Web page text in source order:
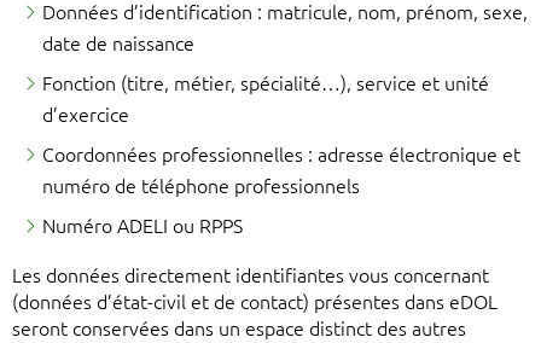
Données d’identification : matricule, nom, prénom, sexe,
date de naissance
Fonction (titre, métier, spécialité…), service et unité
d’exercice
Coordonnées professionnelles : adresse électronique et
numéro de téléphone professionnels
Numéro ADELI ou RPPS
Les données directement identifiantes vous concernant
(données d’état-civil et de contact) présentes dans eDOL
seront conservées dans un espace distinct des autres